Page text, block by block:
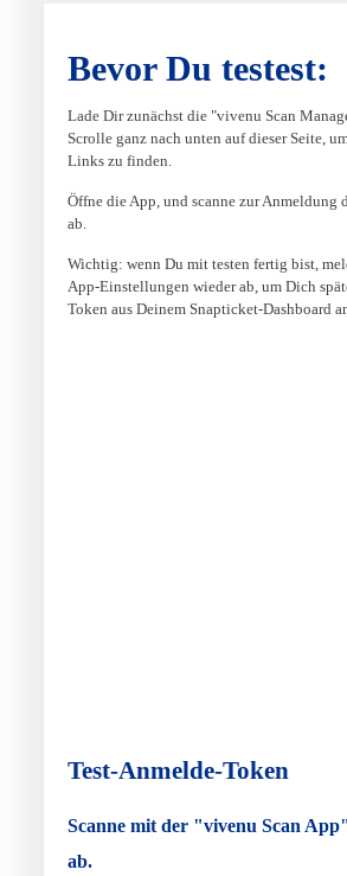
Bevor Du testest:
Lade Dir zunächst die "vivenu Scan
Scrolle ganz nach unten auf dieser Seite,
Links zu finden.
Öffne die App, und scanne zur Anmeldung
ab.
Wichtig: wenn Du mit testen fertig bist,
App-Einstellungen wieder ab, um Dich
Token aus Deinem Snapticket-Dashboard
Test-Anmelde-Token
Scanne mit der "vivenu Scan
ab.